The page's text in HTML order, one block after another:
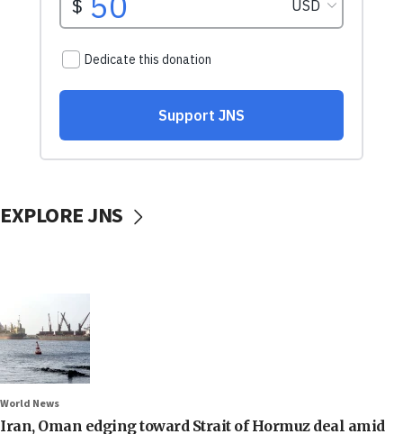
EXPLORE JNS
World News
Iran, Oman edging toward Strait of Hormuz deal amid